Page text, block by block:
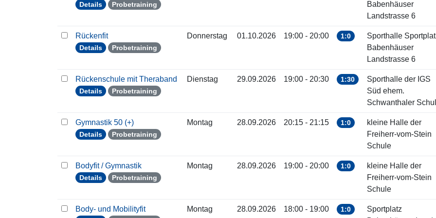
Details Probetraining
Babenhäuser
Landstrasse 6
Rückenfit
Details Probetraining
Donnerstag 01.10.2026 19:00 - 20:00 1:0
Sporthalle
Babenhäuser
Landstrasse 6
Rückenschule mit Theraband
Details Probetraining
Dienstag 29.09.2026 19:00 - 20:30 1:30
Sporthalle der IGS
Süd ehem.
Schwanthaler
Gymnastik 50 (+)
Details Probetraining
Montag 28.09.2026 20:15 - 21:15 1:0
kleine Halle der
Freiherr-vom-Stein
Schule
Bodyfit / Gymnastik
Details Probetraining
Montag 28.09.2026 19:00 - 20:00 1:0
kleine Halle der
Freiherr-vom-Stein
Schule
Body- und Mobilityfit Montag 28.09.2026 18:00 - 19:00 1:0
Sportplatz